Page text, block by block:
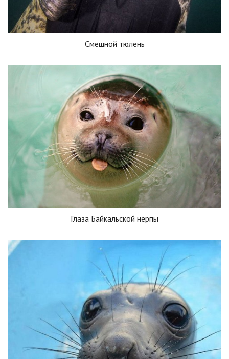
Смешной тюлень
Глаза Байкальской нерпы